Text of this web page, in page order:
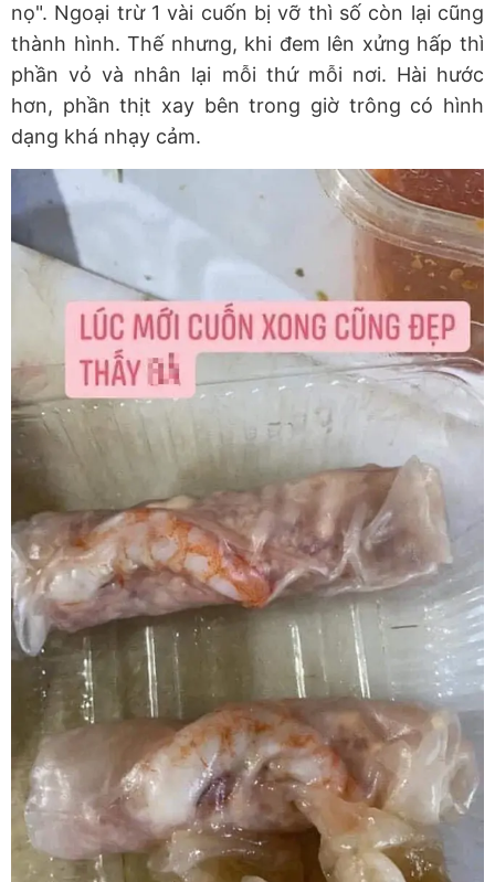
nọ". Ngoại trừ 1 vài cuốn bị vỡ thì số còn lại cũng
thành hình. Thế nhưng, khi đem lên xửng hấp thì
phần vỏ và nhân lại mỗi thứ mỗi nơi. Hài hước
hơn, phần thịt xay bên trong giờ trông có hình
dạng khá nhạy cảm.